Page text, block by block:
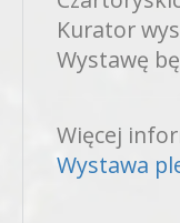
Kurator
Wystawę
Więcej
Wystawa